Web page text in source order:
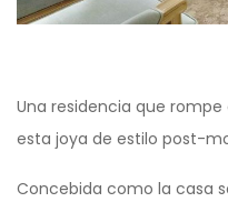
Una residencia que
esta joya de estilo post-
Concebida como la casa